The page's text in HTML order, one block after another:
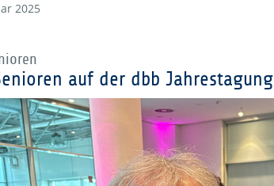
2025
auf der dbb Jahrestagung